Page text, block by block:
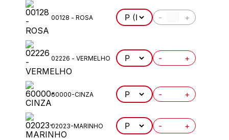
00128 - ROSA - +
02226 - VERMELHO - +
60000-CINZA - +
02023-MARINHO - +